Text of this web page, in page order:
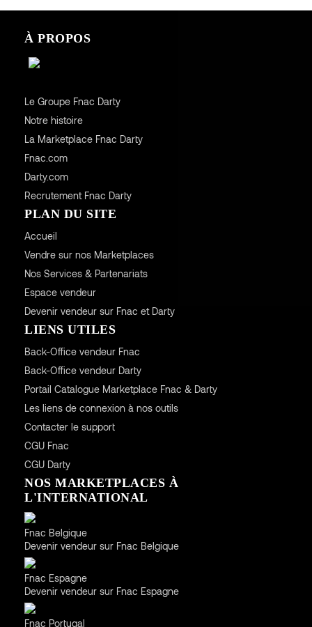
À PROPOS
Le Groupe Fnac Darty
Notre histoire
La Marketplace Fnac Darty
Fnac.com
Darty.com
Recrutement Fnac Darty
PLAN DU SITE
Accueil
Vendre sur nos Marketplaces
Nos Services & Partenariats
Espace vendeur
Devenir vendeur sur Fnac et Darty
LIENS UTILES
Back-Office vendeur Fnac
Back-Office vendeur Darty
Portail Catalogue Marketplace Fnac & Darty
Les liens de connexion à nos outils
Contacter le support
CGUFnac
CGUDarty
NOS MARKETPLACES À
L'INTERNATIONAL
Fnac Belgique
Devenir vendeur sur Fnac Belgique
Fnac Espagne
Devenir vendeur sur Fnac Espagne
Fnac Portugal